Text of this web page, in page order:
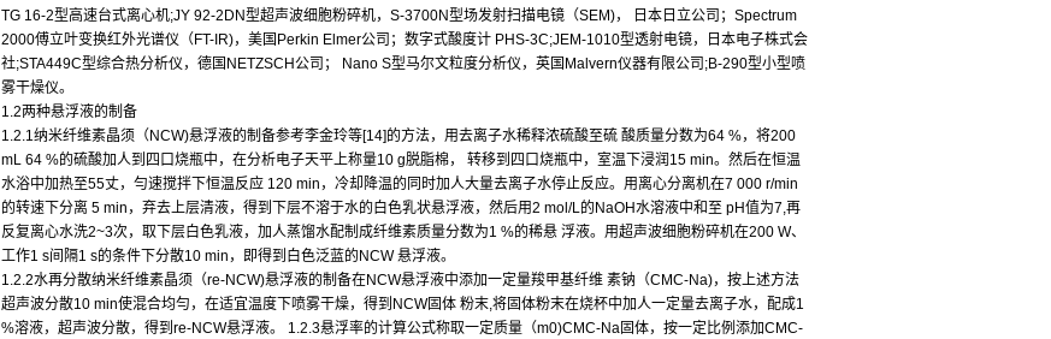
TG 16-2型高速台式离心机;JY 92-2DN型超声波细胞粉碎机，S-3700N型场发射扫描电镜（SEM)， 日本日立公司；Spectrum
2000傅立叶变换红外光谱仪（FT-IR)，美国Perkin Elmer公司；数字式酸度计 PHS-3C;JEM-1010型透射电镜，日本电子株式会
社;STA449C型综合热分析仪，德国NETZSCH公司； Nano S型马尔文粒度分析仪，英国Malvern仪器有限公司;B-290型小型喷
雾干燥仪。
1.2两种悬浮液的制备
1.2.1纳米纤维素晶须（NCW)悬浮液的制备参考李金玲等[14]的方法，用去离子水稀释浓硫酸至硫 酸质量分数为64 %，将200
mL 64 %的硫酸加人到四口烧瓶中，在分析电子天平上称量10 g脱脂棉， 转移到四口烧瓶中，室温下浸润15 min。然后在恒温
水浴中加热至55丈，勻速搅拌下恒温反应 120 min，冷却降温的同时加人大量去离子水停止反应。用离心分离机在7 000 r/min
的转速下分离 5 min，弃去上层清液，得到下层不溶于水的白色乳状悬浮液，然后用2 mol/L的NaOH水溶液中和至 pH值为7,再
反复离心水洗2~3次，取下层白色乳液，加人蒸馏水配制成纤维素质量分数为1 %的稀悬 浮液。用超声波细胞粉碎机在200 W、
工作1 s间隔1 s的条件下分散10 min，即得到白色泛蓝的NCW 悬浮液。
1.2.2水再分散纳米纤维素晶须（re-NCW)悬浮液的制备在NCW悬浮液中添加一定量羧甲基纤维 素钠（CMC-Na)，按上述方法
超声波分散10 min使混合均勻，在适宜温度下喷雾干燥，得到NCW固体 粉末,将固体粉末在烧杯中加人一定量去离子水，配成1
%溶液，超声波分散，得到re-NCW悬浮液。 1.2.3悬浮率的计算公式称取一定质量（m0)CMC-Na固体，按一定比例添加CMC-